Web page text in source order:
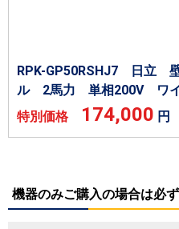
RPK-GP50RSHJ7 日立
ル 2馬力 単相200V ワイ
特別価格
174,000 円
機器のみご購入の場合は必